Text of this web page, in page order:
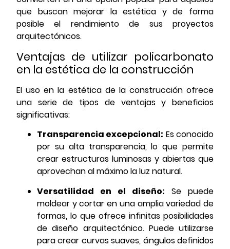
que buscan mejorar la estética y de forma
posible el rendimiento de sus proyectos
arquitectónicos.
Ventajas de utilizar policarbonato
en la estética de la construcción
El uso en la estética de la construcción ofrece
una serie de tipos de ventajas y beneficios
significativas:
Transparencia excepcional: Es conocido
por su alta transparencia, lo que permite
crear estructuras luminosas y abiertas que
aprovechan al máximo la luz natural.
Versatilidad en el diseño: Se puede
moldear y cortar en una amplia variedad de
formas, lo que ofrece infinitas posibilidades
de diseño arquitectónico. Puede utilizarse
para crear curvas suaves, ángulos definidos